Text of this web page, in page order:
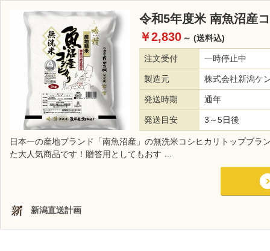
令和5年度米 南魚沼産
￥2,830 ～ (送料込)
注文受付 一時停止中
製造元 株式会社新潟ケ
発送時期 通年
発送目安 3～5日後
日本一の産地ブランド「南魚沼産」の無洗米コシヒカリトップブ
た大人気商品です！贈答用としてもおす …
新潟直送計画